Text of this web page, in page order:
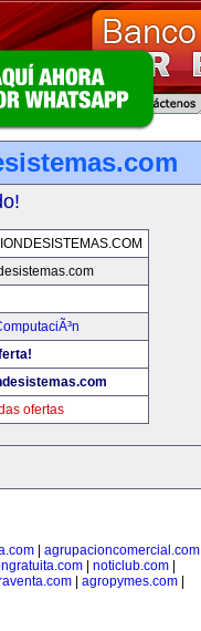
ofertas
| agrupacioncomercial.com|
noticlub.com
| agropymes.com|